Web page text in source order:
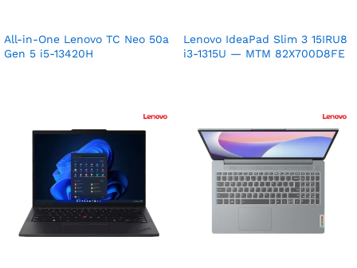
All-in-One Lenovo TC Neo 50a
Gen 5 i5-13420H
Lenovo IdeaPad Slim 3 15IRU8
i3-1315U — MTM 82X700D8FE